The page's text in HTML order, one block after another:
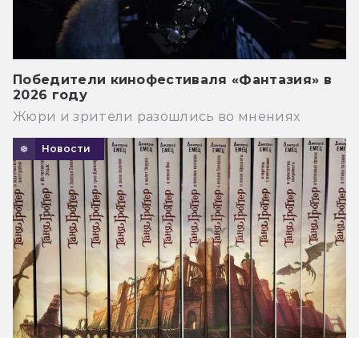
Победители кинофестиваля «Фантазия» в
2026 году
Жюри и зрители разошлись во мнениях
Новости